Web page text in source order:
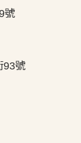
號
93號